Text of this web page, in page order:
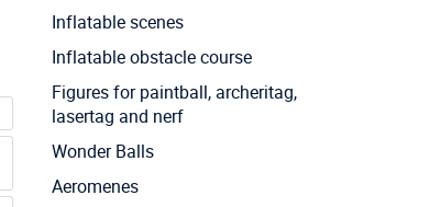
Inflatable scenes
Inflatable obstacle course
Figures for paintball, archeritag,
lasertag and nerf
Wonder Balls
Aeromenes